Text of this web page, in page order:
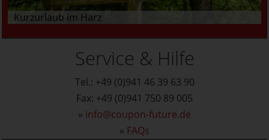
Kurzurlaub im Harz
Service & Hilfe
Tel.: +49 (0)941 46 39 63 90
Fax: +49 (0)941 750 89 005
» info@coupon-future.de
» FAQs